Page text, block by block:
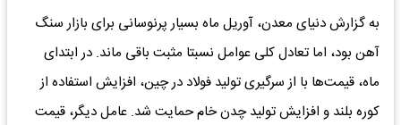
به گزارش دنیای معدن، آوریل ماه بسیار پرنوسانی برای بازار سنگ
آهن بود، اما تعادل کلی عوامل نسبتا مثبت باقی ماند. در ابتدای
ماه، قیمت‌ها با از سرگیری تولید فولاد در چین، افزایش استفاده از
کوره بلند و افزایش تولید چدن خام حمایت شد. عامل دیگر، قیمت